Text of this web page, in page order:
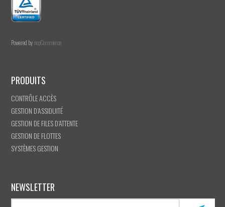
Powered bynopCommerce
PRODUITS
CONTRÔLE ACCÈS
GESTION D’ASSIDUITÉ
GESTION DE FILES D’ATTENTE
GESTION DE FLOTTES
SYSTÈMES GESTION
NEWSLETTER